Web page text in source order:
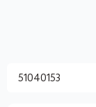
51040153